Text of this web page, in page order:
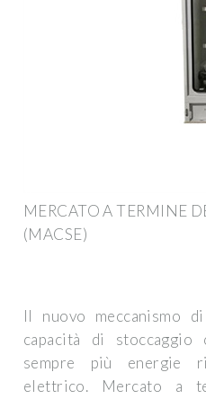
MERCATO A TERMINE
(MACSE)
Il nuovo meccanismo
capacità di stoccaggio
sempre più energie
elettrico. Mercato a